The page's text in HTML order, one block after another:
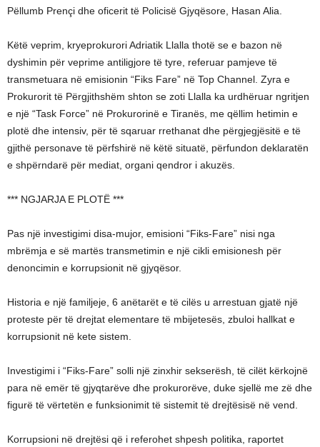
Pëllumb Prençi dhe oficerit të Policisë Gjyqësore, Hasan Alia.
Këtë veprim, kryeprokurori Adriatik Llalla thotë se e bazon në
dyshimin për veprime antiligjore të tyre, referuar pamjeve të
transmetuara në emisionin “Fiks Fare” në Top Channel. Zyra e
Prokurorit të Përgjithshëm shton se zoti Llalla ka urdhëruar ngritjen
e një “Task Force” në Prokurorinë e Tiranës, me qëllim hetimin e
plotë dhe intensiv, për të sqaruar rrethanat dhe përgjegjësitë e të
gjithë personave të përfshirë në këtë situatë, përfundon deklaratën
e shpërndarë për mediat, organi qendror i akuzës.
*** NGJARJA E PLOTË ***
Pas një investigimi disa-mujor, emisioni “Fiks-Fare” nisi nga
mbrëmja e së martës transmetimin e një cikli emisionesh për
denoncimin e korrupsionit në gjyqësor.
Historia e një familjeje, 6 anëtarët e të cilës u arrestuan gjatë një
proteste për të drejtat elementare të mbijetesës, zbuloi hallkat e
korrupsionit në kete sistem.
Investigimi i “Fiks-Fare” solli një zinxhir sekserësh, të cilët kërkojnë
para në emër të gjyqtarëve dhe prokurorëve, duke sjellë me zë dhe
figurë të vërtetën e funksionimit të sistemit të drejtësisë në vend.
Korrupsioni në drejtësi që i referohet shpesh politika, raportet